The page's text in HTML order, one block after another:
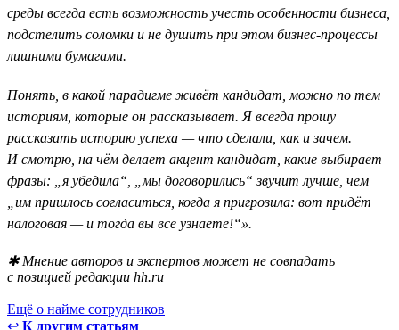
среды всегда есть возможность учесть особенности бизнеса,
подстелить соломки и не душить при этом бизнес-процессы
лишними бумагами.
Понять, в какой парадигме живёт кандидат, можно по тем
историям, которые он рассказывает. Я всегда прошу
рассказать историю успеха — что сделали, как и зачем.
И смотрю, на чём делает акцент кандидат, какие выбирает
фразы: „я убедила“, „мы договорились“ звучит лучше, чем
„им пришлось согласиться, когда я пригрозила: вот придёт
налоговая — и тогда вы все узнаете!“».
✱ Мнение авторов и экспертов может не совпадать
с позицией редакции hh.ru
Ещё о найме сотрудников
↩ К другим статьям